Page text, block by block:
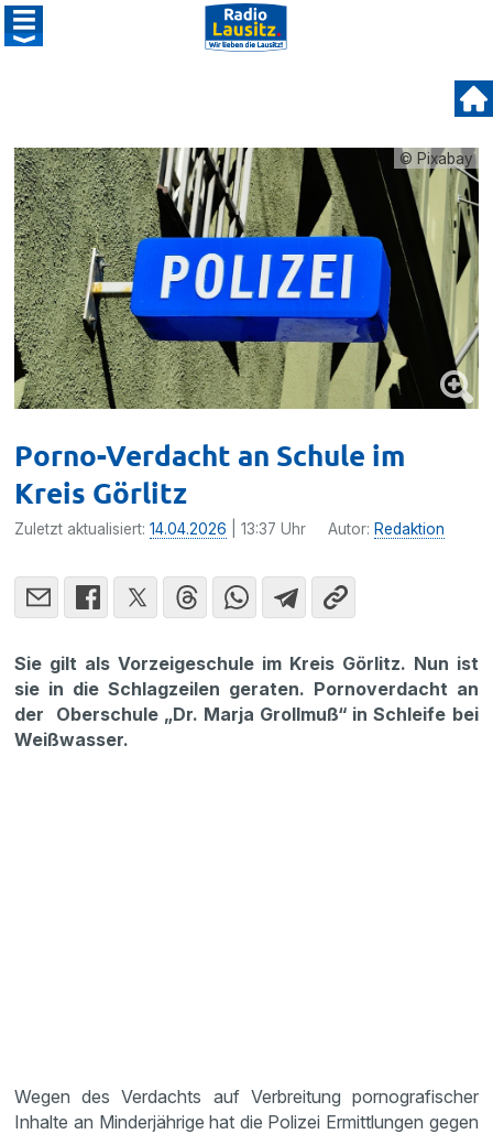
© Pixabay
Porno-Verdacht an Schule im
Kreis Görlitz
Zuletzt aktualisiert:14.04.2026 | 13:37 Uhr Autor: Redaktion
Sie gilt als Vorzeigeschule im Kreis Görlitz. Nun ist
sie in die Schlagzeilen geraten. Pornoverdacht an
der Oberschule „Dr. Marja Grollmuß“ in Schleife bei
Weißwasser.
Wegen des Verdachts auf Verbreitung pornografischer
Inhalte an Minderjährige hat die Polizei Ermittlungen gegen